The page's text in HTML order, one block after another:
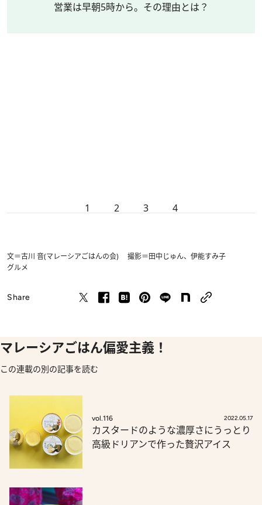
営業は早朝5時から。その理由とは？
1 2 3 4
文＝古川 音(マレーシアごはんの会) 撮影＝田中じゅん、伊能すみ子
グルメ
Share
マレーシアごはん偏愛主義！
この連載の別の記事を読む
vol.116 2022.05.17
カスタードのような濃厚さにうっとり
高級ドリアンで作った贅沢アイス